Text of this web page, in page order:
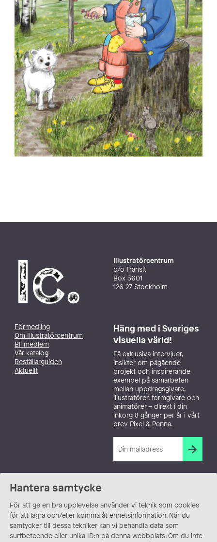
Hantera samtycke
För att ge en bra upplevelse använder vi teknik som cookies
för att lagra och/eller komma åt enhetsinformation. När du
samtycker till dessa tekniker kan vi behandla data som
surfbeteende eller unika ID:n på denna webbplats. Om du inte
Illustratörcentrum
c/o Transit
Box 3601
126 27 Stockholm
Förmedling
Om Illustratörcentrum
Bli medlem
Vår katalog
Beställarguiden
Aktuellt
Häng med i Sveriges
visuella värld!
Få exklusiva intervjuer,
insikter om pågående
projekt och inspirerande
exempel på samarbeten
mellan uppdragsgivare,
illustratörer, formgivare och
animatörer – direkt i din
inkorg 8 gånger per år i vårt
brev Pixel & Penna.